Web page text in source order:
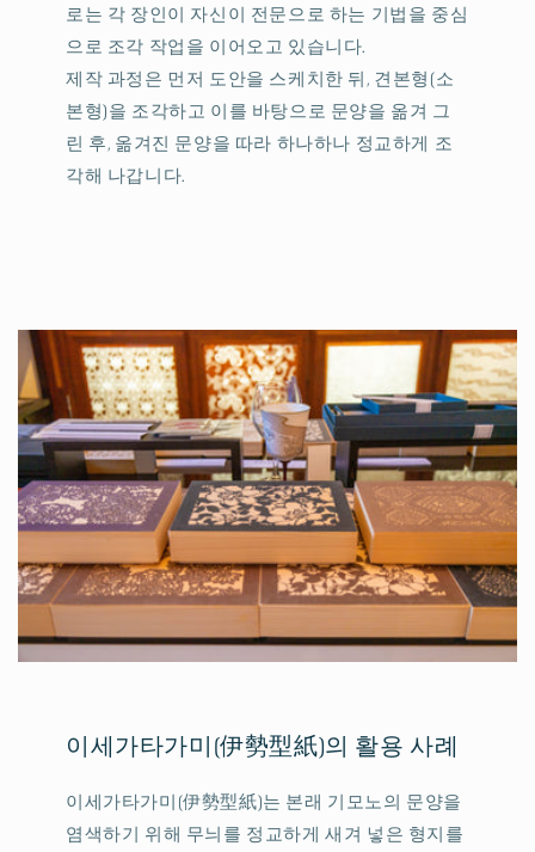
로는 각 장인이 자신이 전문으로 하는 기법을 중심
으로 조각 작업을 이어오고 있습니다.
제작 과정은 먼저 도안을 스케치한 뒤, 견본형(소
본형)을 조각하고 이를 바탕으로 문양을 옮겨 그
린 후, 옮겨진 문양을 따라 하나하나 정교하게 조
각해 나갑니다.
이세가타가미(伊勢型紙)의 활용 사례
이세가타가미(伊勢型紙)는 본래 기모노의 문양을
염색하기 위해 무늬를 정교하게 새겨 넣은 형지를